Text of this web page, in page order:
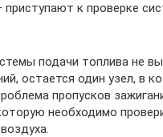
к проверке
подачи топлива не
остается один узел, в
пропусков
необходимо